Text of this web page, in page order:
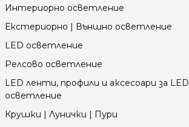
Интериорно осветление
Екстериорно | Външно осветление
LED осветление
Релсово осветление
LED ленти, профили и аксесоари за LED
осветление
Крушки | Лунички | Пури